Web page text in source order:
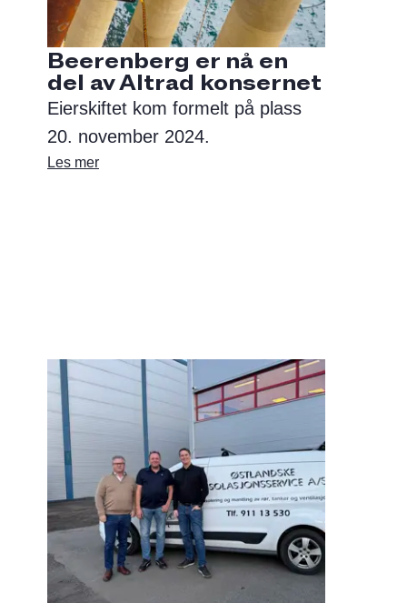
Beerenberg er nå en
del av Altrad konsernet
Eierskiftet kom formelt på plass
20. november 2024.
Les mer